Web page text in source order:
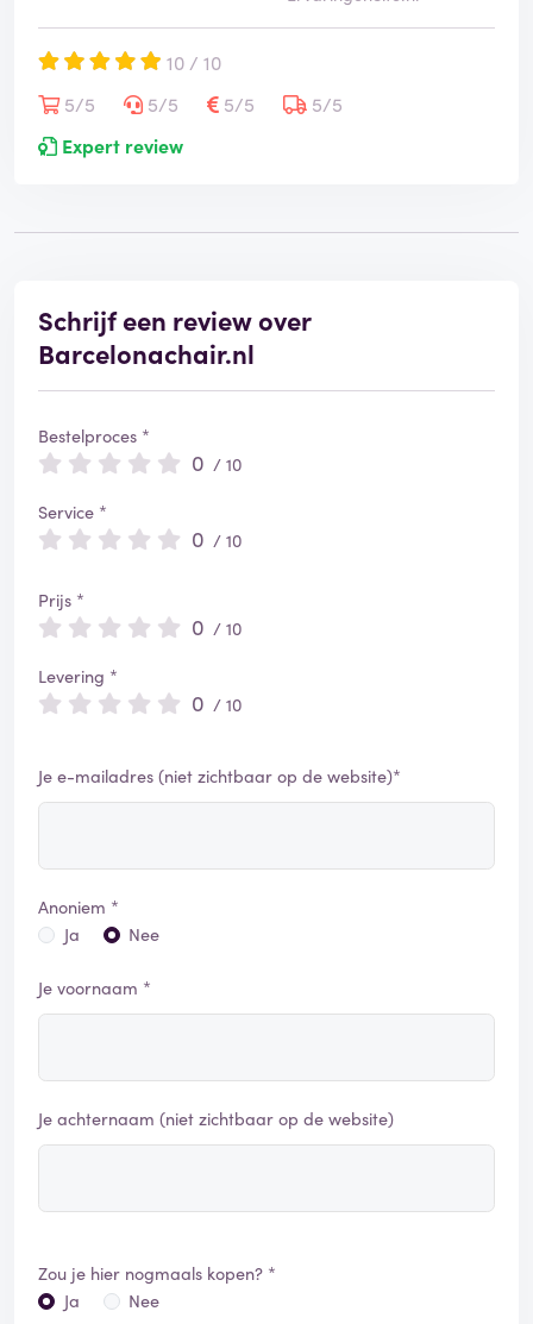
10 / 10
5/5
5/5 5/5
5/5
Expert review
Schrijf een review over
Barcelonachair.nl
Bestelproces *
0 / 10
Service *
0 / 10
Prijs *
0 / 10
Levering *
0 / 10
Je e-mailadres (niet zichtbaar op de website)*
Anoniem *
Ja
Nee
Je voornaam *
Je achternaam (niet zichtbaar op de website)
Zou je hier nogmaals kopen? *
Ja
Nee